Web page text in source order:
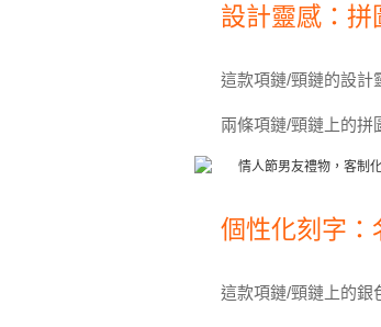
設計靈感：
這款項鏈/頸鏈的設計
兩條項鏈/頸鏈上的拼
個性化刻字：
這款項鏈/頸鏈上的銀